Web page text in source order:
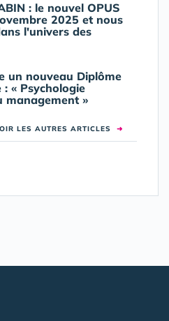
: le nouvel OPUS
2025 et nous
l'univers des
un nouveau Diplôme
« Psychologie
management »
LES AUTRES ARTICLES ➜